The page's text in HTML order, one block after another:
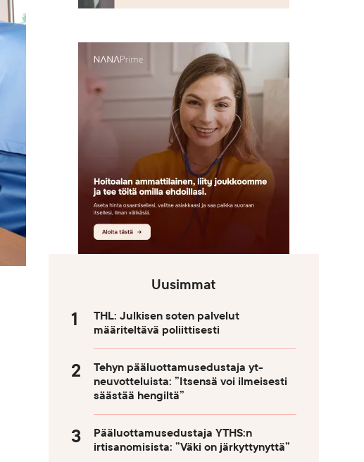
Uusimmat
THL: Julkisen soten palvelut
määriteltävä poliittisesti
Tehyn pääluottamusedustaja yt-
neuvotteluista: ”Itsensä voi ilmeisesti
säästää hengiltä”
Pääluottamusedustaja YTHS:n
irtisanomisista: ”Väki on järkyttynyttä”